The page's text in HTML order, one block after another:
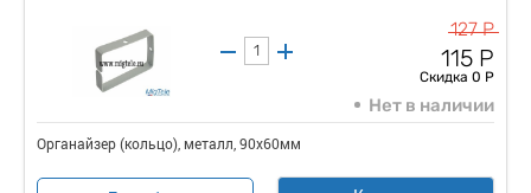
127 Р
115 Р
Скидка 0 Р
Нет в наличии
Органайзер (кольцо), металл, 90х60мм